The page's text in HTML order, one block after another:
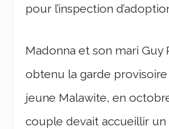
pour l’inspection
Madonna et son mari Guy
obtenu la garde provisoire
jeune Malawite, en
couple devait accueillir un